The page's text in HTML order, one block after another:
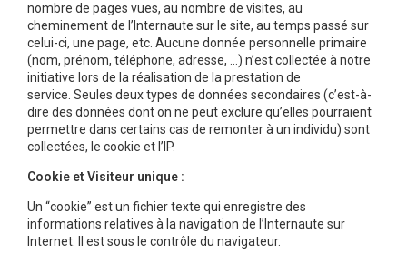
nombre de pages vues, au nombre de visites, au
cheminement de l’Internaute sur le site, au temps passé sur
celui-ci, une page, etc. Aucune donnée personnelle primaire
(nom, prénom, téléphone, adresse, …) n’est collectée à notre
initiative lors de la réalisation de la prestation de
service. Seules deux types de données secondaires (c’est-à-
dire des données dont on ne peut exclure qu’elles pourraient
permettre dans certains cas de remonter à un individu) sont
collectées, le cookie et l’IP.
Cookie et Visiteur unique :
Un “cookie” est un fichier texte qui enregistre des
informations relatives à la navigation de l’Internaute sur
Internet. Il est sous le contrôle du navigateur.